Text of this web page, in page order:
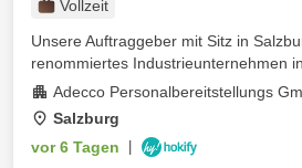
Vollzeit
Unsere Auftraggeber mit Sitz in
renommiertes Industrieunternehmen in
Adecco Personalbereitstellungs
Salzburg
vor 6 Tagen